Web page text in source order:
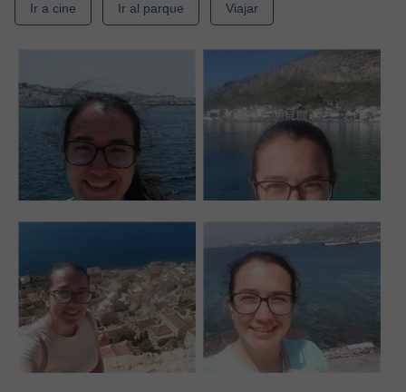
Ir a cine Ir al parque Viajar